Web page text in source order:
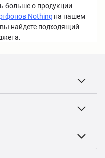
больше о продукции
Nothing на нашем
найдете подходящий